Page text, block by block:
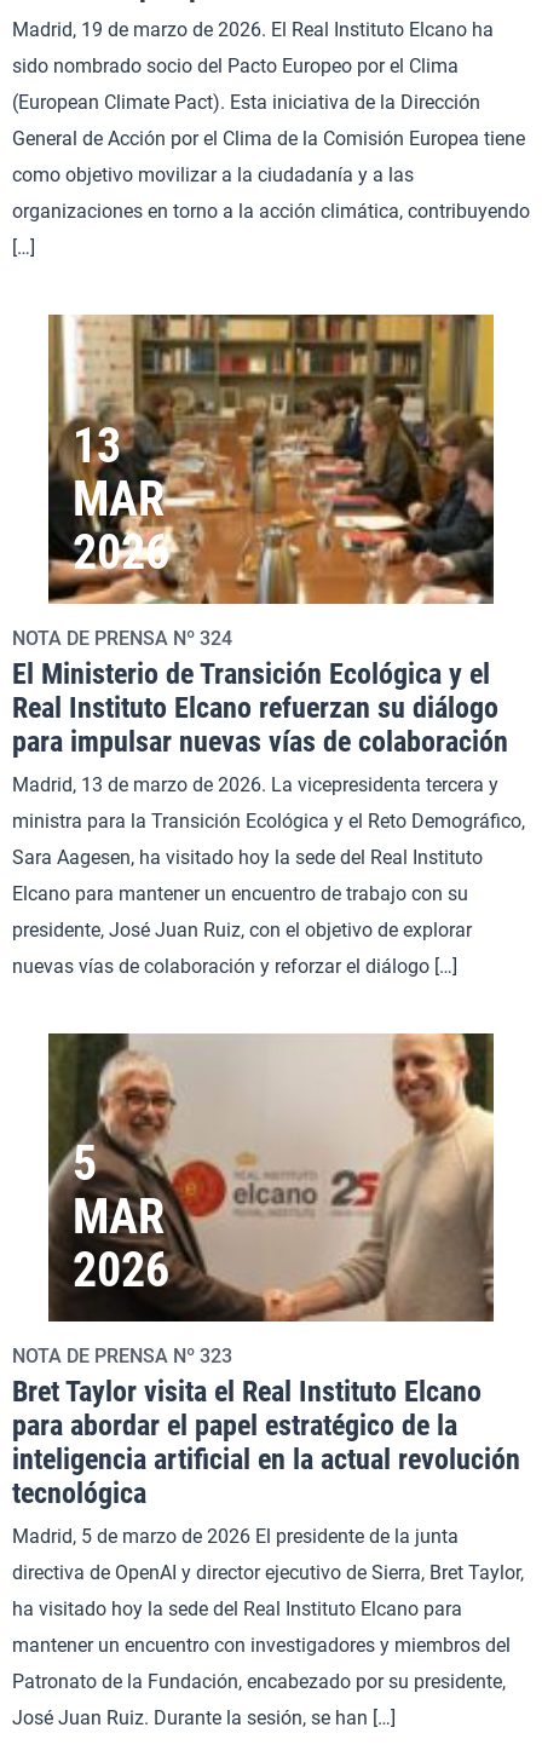
Madrid, 19 de marzo de 2026. El Real Instituto Elcano ha
sido nombrado socio del Pacto Europeo por el Clima
(European Climate Pact). Esta iniciativa de la Dirección
General de Acción por el Clima de la Comisión Europea tiene
como objetivo movilizar a la ciudadanía y a las
organizaciones en torno a la acción climática, contribuyendo
[…]
13
MAR
2026
NOTA DE PRENSA Nº 324
El Ministerio de Transición Ecológica y el
Real Instituto Elcano refuerzan su diálogo
para impulsar nuevas vías de colaboración
Madrid, 13 de marzo de 2026. La vicepresidenta tercera y
ministra para la Transición Ecológica y el Reto Demográfico,
Sara Aagesen, ha visitado hoy la sede del Real Instituto
Elcano para mantener un encuentro de trabajo con su
presidente, José Juan Ruiz, con el objetivo de explorar
nuevas vías de colaboración y reforzar el diálogo […]
5
MAR
2026
NOTA DE PRENSA Nº 323
Bret Taylor visita el Real Instituto Elcano
para abordar el papel estratégico de la
inteligencia artificial en la actual revolución
tecnológica
Madrid, 5 de marzo de 2026 El presidente de la junta
directiva de OpenAI y director ejecutivo de Sierra, Bret Taylor,
ha visitado hoy la sede del Real Instituto Elcano para
mantener un encuentro con investigadores y miembros del
Patronato de la Fundación, encabezado por su presidente,
José Juan Ruiz. Durante la sesión, se han […]